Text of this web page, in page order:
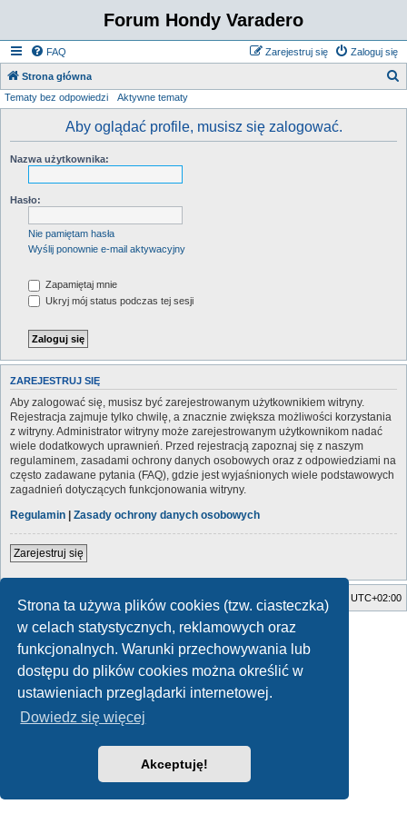
Strona ta używa plików cookies (tzw. ciasteczka)
w celach statystycznych, reklamowych oraz
funkcjonalnych. Warunki przechowywania lub
dostępu do plików cookies można określić w
ustawieniach przeglądarki internetowej.
Dowiedz się więcej
Akceptuję!
Forum Hondy Varadero
FAQ Zaloguj się
Zarejestruj się
Strona główna
Tematy bez odpowiedzi Aktywne tematy
Aby oglądać profile, musisz się zalogować.
Nazwa użytkownika:
Hasło:
Nie pamiętam hasła
Wyślij ponownie e-mail aktywacyjny
Zapamiętaj mnie
Ukryj mój status podczas tej sesji
ZAREJESTRUJ SIĘ
Aby zalogować się, musisz być zarejestrowanym użytkownikiem witryny.
Rejestracja zajmuje tylko chwilę, a znacznie zwiększa możliwości korzystania
z witryny. Administrator witryny może zarejestrowanym użytkownikom nadać
wiele dodatkowych uprawnień. Przed rejestracją zapoznaj się z naszym
regulaminem, zasadami ochrony danych osobowych oraz z odpowiedziami na
często zadawane pytania (FAQ), gdzie jest wyjaśnionych wiele podstawowych
zagadnień dotyczących funkcjonowania witryny.
Regulamin | Zasady ochrony danych osobowych
Zarejestruj się
Strona główna Strefa czasowa UTC+02:00
Usuń ciasteczka witryny
Style developed by Zuma Portal, Turaiel,
Technologię dostarcza
® Forum Software © phpBB Limited
Polski pakiet językowy dostarczaphpBB.pl
Zasady ochrony danych osobowych|Regulamin